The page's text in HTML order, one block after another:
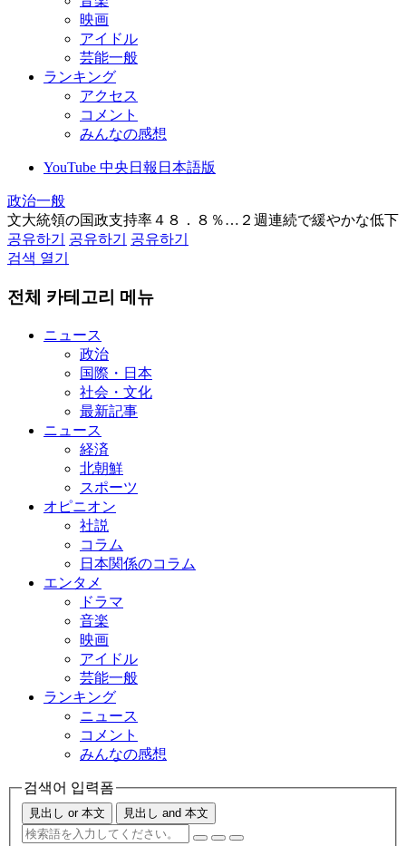
映画
アイドル
芸能一般
ランキング
アクセス
コメント
みんなの感想
YouTube 中央日報日本語版
政治一般
文大統領の国政支持率４８．８％…２週連続で緩やかな低下
공유하기
공유하기
공유하기
검색 열기
전체 카테고리 메뉴
ニュース
政治
国際・日本
社会・文化
最新記事
ニュース
経済
北朝鮮
スポーツ
オピニオン
社説
コラム
日本関係のコラム
エンタメ
ドラマ
音楽
映画
アイドル
芸能一般
ランキング
ニュース
コメント
みんなの感想
검색어 입력폼
見出し or 本文 見出し and 本文